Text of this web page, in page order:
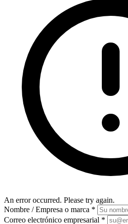
An error occurred. Please try again.
Nombre / Empresa o marca *
Correo electrónico empresarial *